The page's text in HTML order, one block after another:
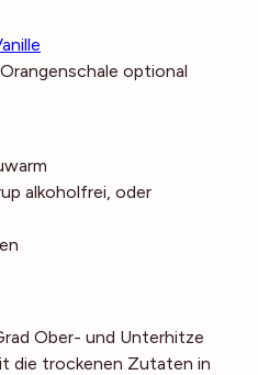
optional
alkoholfrei, oder
Ober- und Unterhitze
die trockenen Zutaten in